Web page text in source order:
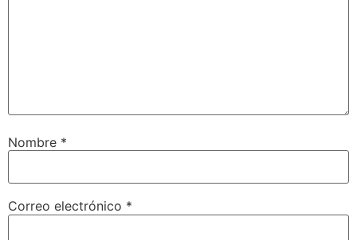
Nombre *
Correo electrónico *